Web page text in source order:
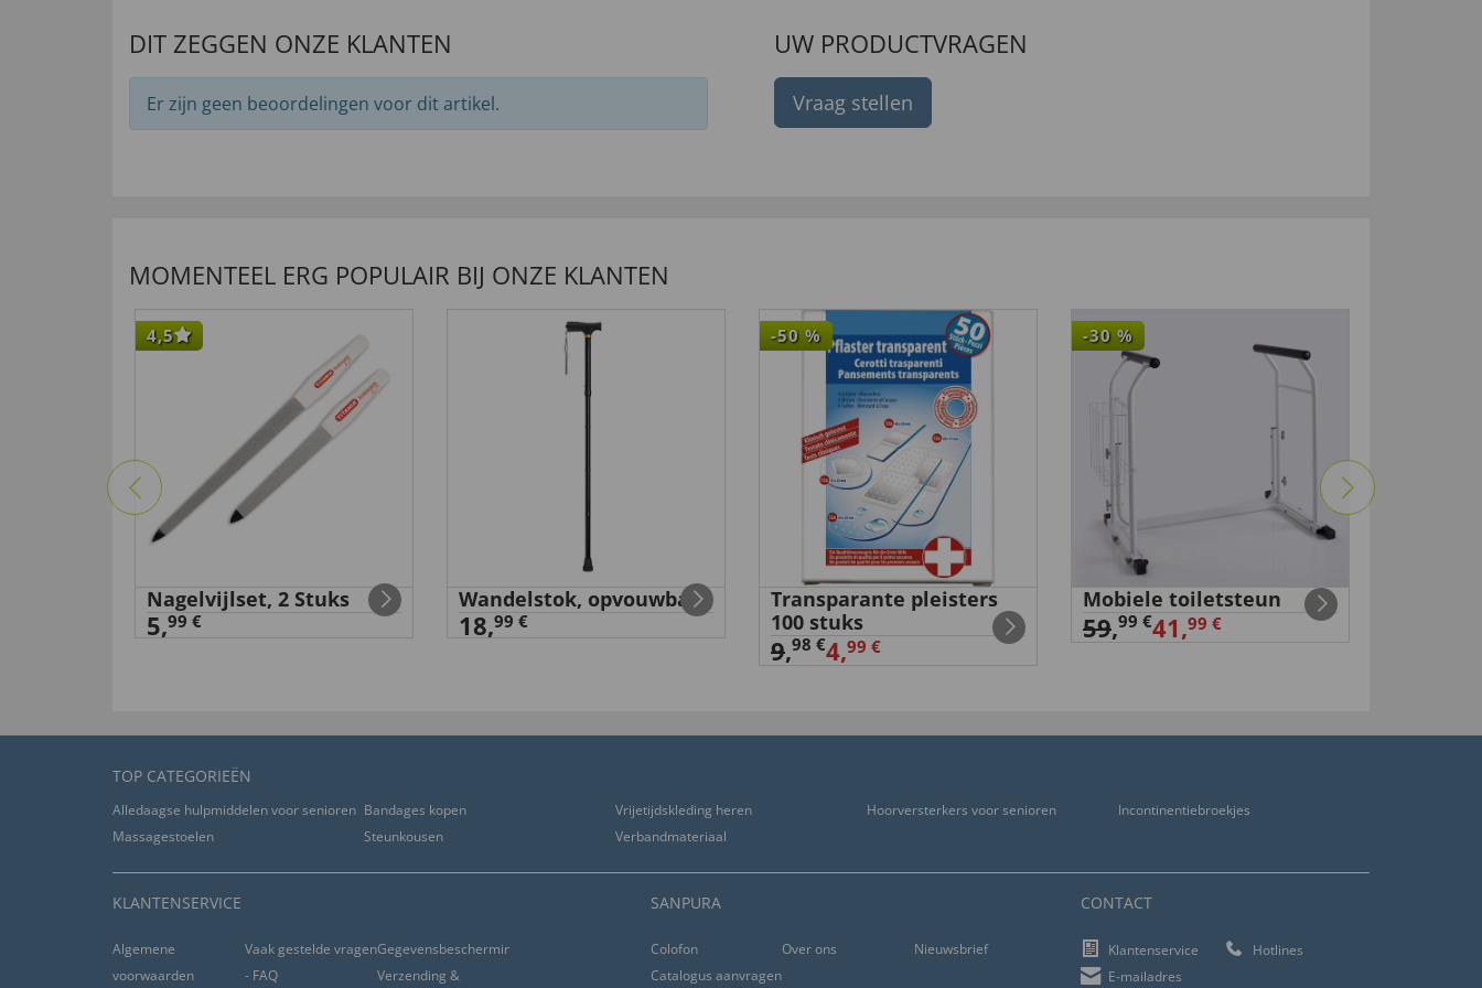
DIT ZEGGEN ONZE KLANTEN
Er zijn geen beoordelingen voor dit artikel.
UW PRODUCTVRAGEN
Vraag stellen
MOMENTEEL ERG POPULAIR BIJ ONZE KLANTEN
4,5
Nagelvijlset, 2 Stuks
5,99 €
Wandelstok, opvouwbaar
18,99 €
-50 %
Transparante pleisters
100 stuks
9,98 €4,99 €
-30 %
Mobiele toiletsteun
59,99 €41,99 €
TOP CATEGORIEËN
Alledaagse hulpmiddelen voor senioren Bandages kopen Vrijetijdskleding heren Hoorversterkers voor senioren
Incontinentiebroekjes
Massagestoelen
Steunkousen Verbandmateriaal
KLANTENSERVICE
Algemene
voorwaarden
Vaak gestelde vragen
- FAQ
Gegevensbescherming
Verzending &
SANPURA
Colofon Over ons
Nieuwsbrief
Catalogus aanvragen
CONTACT
Klantenservice
Hotlines
E-mailadres